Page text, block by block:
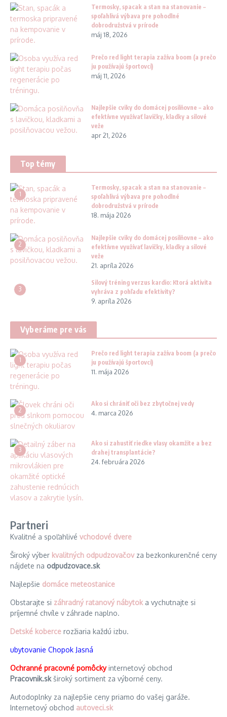
Termosky, spacak a stan na stanovanie –
spoľahlivá výbava pre pohodlné
dobrodružstvá v prírode
máj 18, 2026
Prečo red light terapia zažíva boom (a prečo
ju používajú športovci)
máj 11, 2026
Najlepšie cviky do domácej posilňovne – ako
efektívne využívať lavičky, kladky a silové
veže
apr 21, 2026
Top témy
1
Termosky, spacak a stan na stanovanie –
spoľahlivá výbava pre pohodlné
dobrodružstvá v prírode
18. mája 2026
2
Najlepšie cviky do domácej posilňovne – ako
efektívne využívať lavičky, kladky a silové
veže
21. apríla 2026
3
Silový tréning verzus kardio: Ktorá aktivita
vyhráva z pohľadu efektivity?
9. apríla 2026
Vyberáme pre vás
1
Prečo red light terapia zažíva boom (a prečo
ju používajú športovci)
11. mája 2026
2
Ako si chrániť oči bez zbytočnej vedy
4. marca 2026
3
Ako si zahustiť riedke vlasy okamžite a bez
drahej transplantácie?
24. februára 2026
Partneri
Kvalitné a spoľahlivé vchodové dvere
Široký výber kvalitných odpudzovačovza bezkonkurenčné ceny
nájdete na odpudzovace.sk
Najlepšie domáce meteostanice
Obstarajte si záhradný ratanový nábytok a vychutnajte si
príjemné chvíle v záhrade naplno.
Detské koberce rozžiaria každú izbu.
ubytovanie Chopok Jasná
Ochranné pracovné pomôckyinternetový obchod
Pracovnik.skširoký sortiment za výborné ceny.
Autodoplnky za najlepšie ceny priamo do vašej garáže.
Internetový obchod autoveci.sk